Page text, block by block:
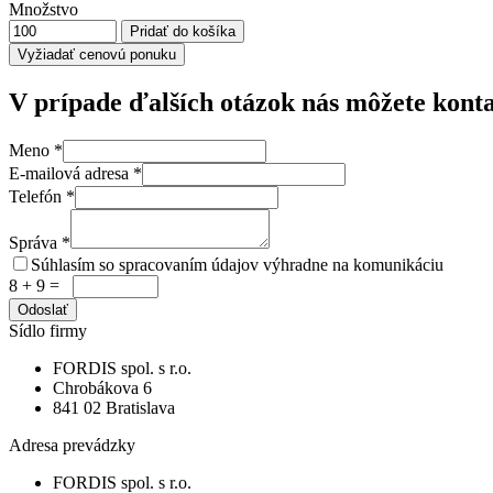
Množstvo
Vyžiadať cenovú ponuku
V prípade ďalších otázok nás môžete
Meno *
E-mailová adresa *
Telefón *
Správa *
Súhlasím so spracovaním údajov výhradne na komunikáciu
8 + 9 =
Sídlo firmy
FORDIS spol. s r.o.
Chrobákova 6
841 02 Bratislava
Adresa prevádzky
FORDIS spol. s r.o.